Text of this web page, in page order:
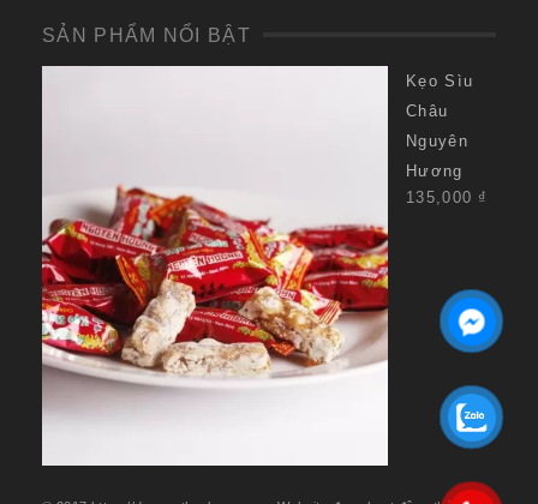
SẢN PHẨM NỔI BẬT
Kẹo Sìu
Châu
Nguyên
Hương
135,000 ₫